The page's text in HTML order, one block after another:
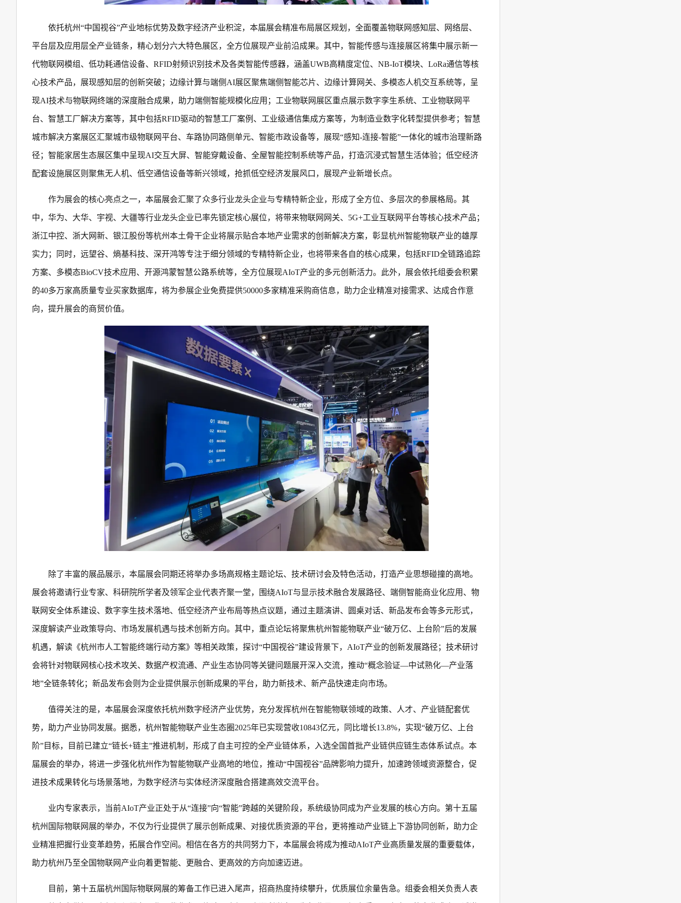
依托杭州“中国视谷”产业地标优势及数字经济产业积淀，本届展会精准布局展区规划，全面覆盖物联网感知层、网络层、
平台层及应用层全产业链条，精心划分六大特色展区，全方位展现产业前沿成果。其中，智能传感与连接展区将集中展示新一
代物联网模组、低功耗通信设备、RFID射频识别技术及各类智能传感器，涵盖UWB高精度定位、NB-IoT模块、LoRa通信等核
心技术产品，展现感知层的创新突破；边缘计算与端侧AI展区聚焦端侧智能芯片、边缘计算网关、多模态人机交互系统等，呈
现AI技术与物联网终端的深度融合成果，助力端侧智能规模化应用；工业物联网展区重点展示数字孪生系统、工业物联网平
台、智慧工厂解决方案等，其中包括RFID驱动的智慧工厂案例、工业级通信集成方案等，为制造业数字化转型提供参考；智慧
城市解决方案展区汇聚城市级物联网平台、车路协同路侧单元、智能市政设备等，展现“感知-连接-智能”一体化的城市治理新路
径；智能家居生态展区集中呈现AI交互大屏、智能穿戴设备、全屋智能控制系统等产品，打造沉浸式智慧生活体验；低空经济
配套设施展区则聚焦无人机、低空通信设备等新兴领域，抢抓低空经济发展风口，展现产业新增长点。
作为展会的核心亮点之一，本届展会汇聚了众多行业龙头企业与专精特新企业，形成了全方位、多层次的参展格局。其
中，华为、大华、宇视、大疆等行业龙头企业已率先锁定核心展位，将带来物联网网关、5G+工业互联网平台等核心技术产品；
浙江中控、浙大网新、银江股份等杭州本土骨干企业将展示贴合本地产业需求的创新解决方案，彰显杭州智能物联产业的雄厚
实力；同时，远望谷、熵基科技、深开鸿等专注于细分领域的专精特新企业，也将带来各自的核心成果，包括RFID全链路追踪
方案、多模态BioCV技术应用、开源鸿蒙智慧公路系统等，全方位展现AIoT产业的多元创新活力。此外，展会依托组委会积累
的40多万家高质量专业买家数据库，将为参展企业免费提供50000多家精准采购商信息，助力企业精准对接需求、达成合作意
向，提升展会的商贸价值。
除了丰富的展品展示，本届展会同期还将举办多场高规格主题论坛、技术研讨会及特色活动，打造产业思想碰撞的高地。
展会将邀请行业专家、科研院所学者及领军企业代表齐聚一堂，围绕AIoT与显示技术融合发展路径、端侧智能商业化应用、物
联网安全体系建设、数字孪生技术落地、低空经济产业布局等热点议题，通过主题演讲、圆桌对话、新品发布会等多元形式，
深度解读产业政策导向、市场发展机遇与技术创新方向。其中，重点论坛将聚焦杭州智能物联产业“破万亿、上台阶”后的发展
机遇，解读《杭州市人工智能终端行动方案》等相关政策，探讨“中国视谷”建设背景下，AIoT产业的创新发展路径；技术研讨
会将针对物联网核心技术攻关、数据产权流通、产业生态协同等关键问题展开深入交流，推动“概念验证—中试熟化—产业落
地”全链条转化；新品发布会则为企业提供展示创新成果的平台，助力新技术、新产品快速走向市场。
值得关注的是，本届展会深度依托杭州数字经济产业优势，充分发挥杭州在智能物联领域的政策、人才、产业链配套优
势，助力产业协同发展。据悉，杭州智能物联产业生态圈2025年已实现营收10843亿元，同比增长13.8%，实现“破万亿、上台
阶”目标，目前已建立“链长+链主”推进机制，形成了自主可控的全产业链体系，入选全国首批产业链供应链生态体系试点。本
届展会的举办，将进一步强化杭州作为智能物联产业高地的地位，推动“中国视谷”品牌影响力提升，加速跨领域资源整合，促
进技术成果转化与场景落地，为数字经济与实体经济深度融合搭建高效交流平台。
业内专家表示，当前AIoT产业正处于从“连接”向“智能”跨越的关键阶段，系统级协同成为产业发展的核心方向。第十五届
杭州国际物联网展的举办，不仅为行业提供了展示创新成果、对接优质资源的平台，更将推动产业链上下游协同创新，助力企
业精准把握行业变革趋势，拓展合作空间。相信在各方的共同努力下，本届展会将成为推动AIoT产业高质量发展的重要载体，
助力杭州乃至全国物联网产业向着更智能、更融合、更高效的方向加速迈进。
目前，第十五届杭州国际物联网展的筹备工作已进入尾声，招商热度持续攀升，优质展位余量告急。组委会相关负责人表